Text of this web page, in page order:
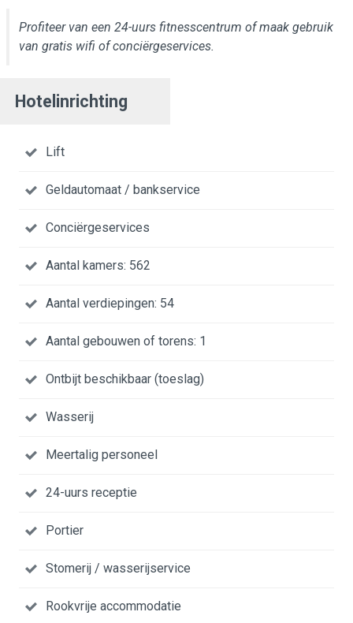
Profiteer van een 24-uurs fitnesscentrum of maak gebruik
van gratis wifi of conciërgeservices.
Hotelinrichting
Lift
Geldautomaat / bankservice
Conciërgeservices
Aantal kamers: 562
Aantal verdiepingen: 54
Aantal gebouwen of torens: 1
Ontbijt beschikbaar (toeslag)
Wasserij
Meertalig personeel
24-uurs receptie
Portier
Stomerij / wasserijservice
Rookvrije accommodatie